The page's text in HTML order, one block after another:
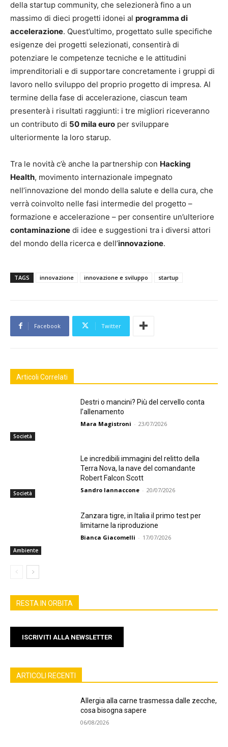
della startup community, che selezionerà fino a un
massimo di dieci progetti idonei al programma di
accelerazione. Quest’ultimo, progettato sulle specifiche
esigenze dei progetti selezionati, consentirà di
potenziare le competenze tecniche e le attitudini
imprenditoriali e di supportare concretamente i gruppi di
lavoro nello sviluppo del proprio progetto di impresa. Al
termine della fase di accelerazione, ciascun team
presenterà i risultati raggiunti: i tre migliori riceveranno
un contributo di 50 mila euro per sviluppare
ulteriormente la loro starup.
Tra le novità c’è anche la partnership con Hacking
Health, movimento internazionale impegnato
nell’innovazione del mondo della salute e della cura, che
verrà coinvolto nelle fasi intermedie del progetto –
formazione e accelerazione – per consentire un’ulteriore
contaminazione di idee e suggestioni tra i diversi attori
del mondo della ricerca e dell’innovazione.
TAGS innovazione innovazione e sviluppo startup
Facebook Twitter
Articoli Correlati
Società
Destri o mancini? Più del cervello conta
l’allenamento
Mara Magistroni - 23/07/2026
Società
Le incredibili immagini del relitto della
Terra Nova, la nave del comandante
Robert Falcon Scott
Sandro Iannaccone - 20/07/2026
Ambiente
Zanzara tigre, in Italia il primo test per
limitarne la riproduzione
Bianca Giacomelli - 17/07/2026
RESTA IN ORBITA
ISCRIVITI ALLA NEWSLETTER
ARTICOLI RECENTI
Allergia alla carne trasmessa dalle zecche,
cosa bisogna sapere
06/08/2026